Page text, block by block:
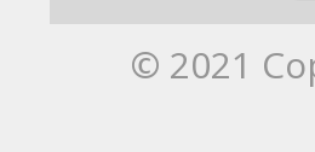
© 2021